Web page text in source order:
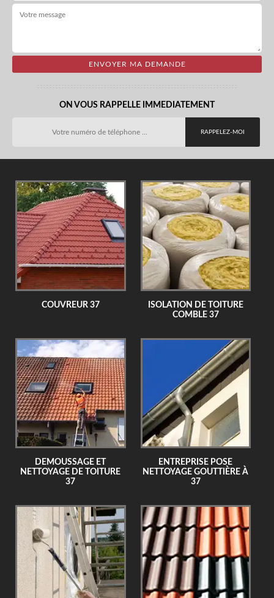
ON VOUS RAPPELLE IMMEDIATEMENT
COUVREUR 37
ISOLATION DE TOITURE
COMBLE 37
DEMOUSSAGE ET
NETTOYAGE DE TOITURE
37
ENTREPRISE POSE
NETTOYAGE GOUTTIÈRE À
37